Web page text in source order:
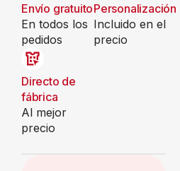
Envío gratuito
En todos los
pedidos
Personalización
Incluido en el
precio
Directo de
fábrica
Al mejor
precio